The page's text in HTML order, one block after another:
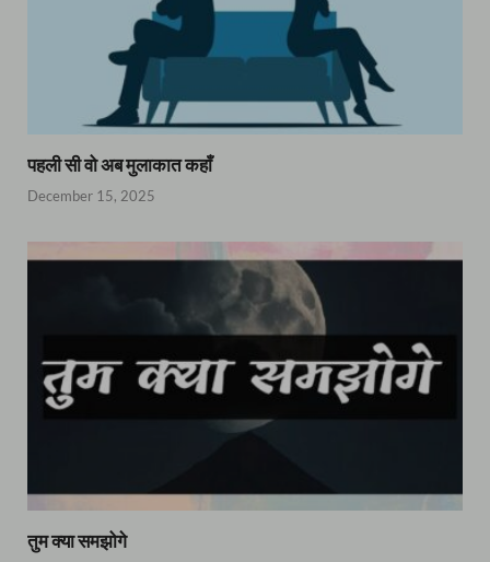
पहली सी वो अब मुलाकात कहाँ
December 15, 2025
तुम क्या समझोगे